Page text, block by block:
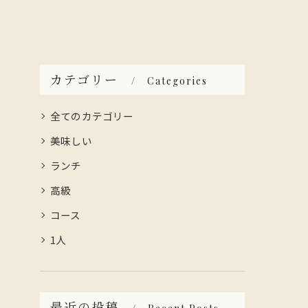
カテゴリー Categories
全てのカテゴリー
美味しい
ランチ
高級
コース
1人